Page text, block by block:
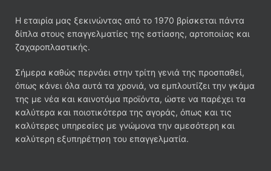
Η εταιρία μας ξεκινώντας από το 1970 βρίσκεται πάντα
δίπλα στους επαγγελματίες της εστίασης, αρτοποιίας και
ζαχαροπλαστικής.
Σήμερα καθώς περνάει στην τρίτη γενιά της προσπαθεί,
όπως κάνει όλα αυτά τα χρονιά, να εμπλουτίζει την γκάμα
της με νέα και καινοτόμα προϊόντα, ώστε να παρέχει τα
καλύτερα και ποιοτικότερα της αγοράς, όπως και τις
καλύτερες υπηρεσίες με γνώμονα την αμεσότερη και
καλύτερη εξυπηρέτηση του επαγγελματία.